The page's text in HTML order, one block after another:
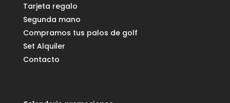
Tarjeta regalo
Segunda mano
Compramos tus palos de golf
Set Alquiler
Contacto